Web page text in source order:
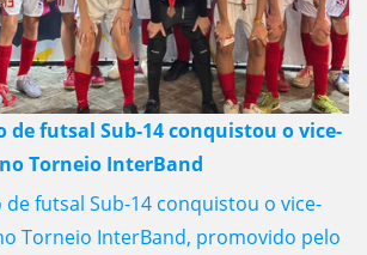
de futsal Sub-14 conquistou o vice-
Torneio InterBand
de futsal Sub-14 conquistou o vice-
Torneio InterBand, promovido pelo